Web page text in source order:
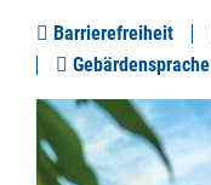
Barrierefreiheit
Gebärdensprache